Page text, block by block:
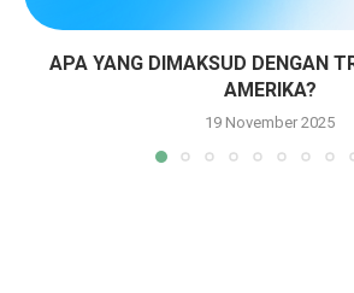
APA YANG DIMAKSUD DENGAN
AMERIKA?
19 November 2025